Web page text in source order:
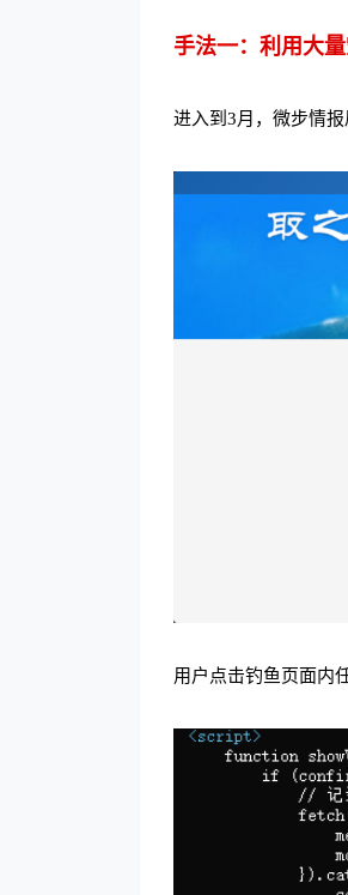
手法一： 利用大
进入到3月，微步情
用户点击钓鱼页面内